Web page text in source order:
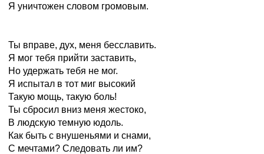
Я уничтожен словом громовым.
Ты вправе, дух, меня бесславить.
Я мог тебя прийти заставить,
Но удержать тебя не мог.
Я испытал в тот миг высокий
Такую мощь, такую боль!
Ты сбросил вниз меня жестоко,
В людскую темную юдоль.
Как быть с внушеньями и снами,
С мечтами? Следовать ли им?